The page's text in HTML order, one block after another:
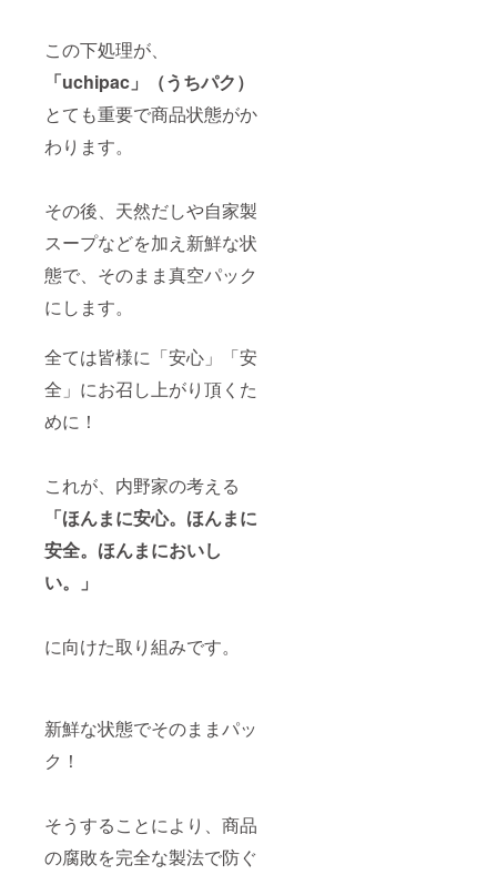
この下処理が、
「uchipac」（うちパク）
とても重要で商品状態がか
わります。
その後、天然だしや自家製
スープなどを加え新鮮な状
態で、そのまま真空パック
にします。
全ては皆様に「安心」「安
全」にお召し上がり頂くた
めに！
これが、内野家の考える
「ほんまに安心。ほんまに
安全。ほんまにおいし
い。」
に向けた取り組みです。
新鮮な状態でそのままパッ
ク！
そうすることにより、商品
の腐敗を完全な製法で防ぐ